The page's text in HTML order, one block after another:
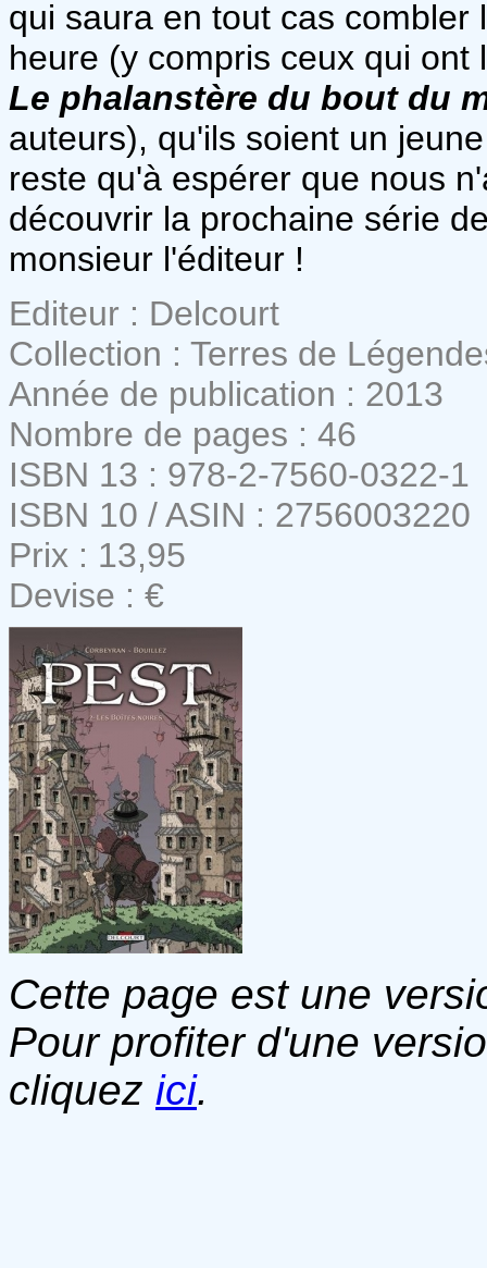
qui saura en tout cas
heure (y compris ceux qui
Le phalanstère du bout du
auteurs), qu'ils soient un
reste qu'à espérer que nous
découvrir la prochaine série
monsieur l'éditeur !
Editeur : Delcourt
Collection : Terres de
Année de publication : 2013
Nombre de pages : 46
ISBN 13 : 978-2-7560-0322-1
ISBN 10 / ASIN : 2756003220
Prix : 13,95
Devise : €
Cette page est une
Pour profiter d'une
cliquez ici.